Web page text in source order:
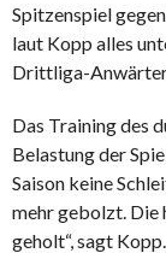
Spitzenspiel
laut Kopp alles
Drittliga-Anwärter
Das Training des
Belastung der
Saison keine
mehr gebolzt. Die
geholt“, sagt